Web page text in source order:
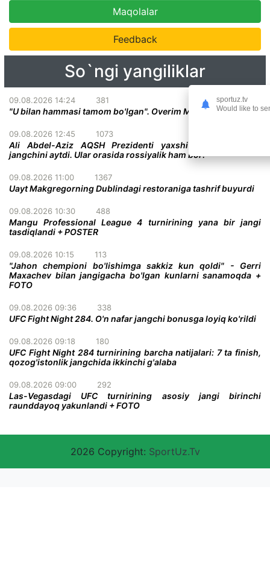
Maqolalar
Feedback
So`ngi yangiliklar
09.08.2026 14:24 381
"U bilan hammasi tamom bo'lgan". Overim Makgregor haqida
09.08.2026 12:45 1073
Ali Abdel-Aziz AQSH Prezidenti yaxshi ko'radigan ikki
jangchini aytdi. Ular orasida rossiyalik ham bor!
09.08.2026 11:00 1367
Uayt Makgregorning Dublindagi restoraniga tashrif buyurdi
09.08.2026 10:30 488
Mangu Professional League 4 turnirining yana bir jangi
tasdiqlandi + POSTER
09.08.2026 10:15 113
"Jahon chempioni bo'lishimga sakkiz kun qoldi" - Gerri
Maxachev bilan jangigacha bo'lgan kunlarni sanamoqda +
FOTO
09.08.2026 09:36 338
UFC Fight Night 284. O'n nafar jangchi bonusga loyiq ko'rildi
09.08.2026 09:18 180
UFC Fight Night 284 turnirining barcha natijalari: 7 ta finish,
qozog'istonlik jangchida ikkinchi g'alaba
09.08.2026 09:00 292
Las-Vegasdagi UFC turnirining asosiy jangi birinchi
raunddayoq yakunlandi + FOTO
2026 Copyright: SportUz.Tv
sportuz.tv
Would like to